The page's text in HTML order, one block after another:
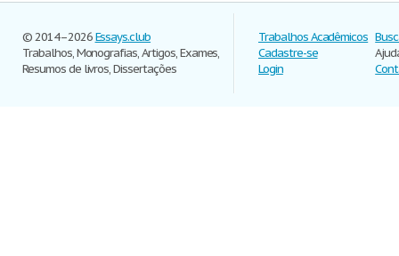
© 2014–2026Essays.club
Trabalhos, Monografias, Artigos, Exames,
Resumos de livros, Dissertações
Trabalhos Acadêmicos
Cadastre-se
Login